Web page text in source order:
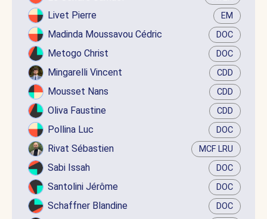
Livet Pierre EM
Madinda Moussavou Cédric DOC
Metogo Christ DOC
Mingarelli Vincent CDD
Mousset Nans CDD
Oliva Faustine CDD
Pollina Luc DOC
Rivat Sébastien MCF LRU
Sabi Issah DOC
Santolini Jérôme DOC
Schaffner Blandine DOC